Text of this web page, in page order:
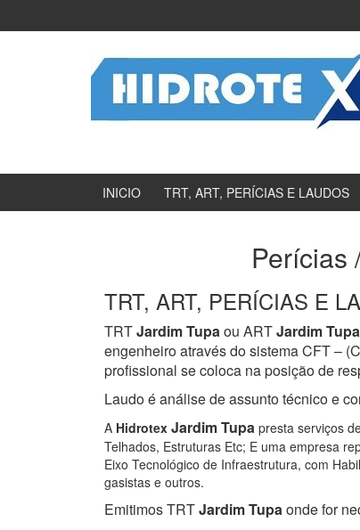
INICIO TRT, ART, PERÍCIAS E LAUDOS
Perícias
TRT, ART, PERÍCIAS E
TRTJardim Tupaou ARTJardim Tupa
engenheiro através do sistema CFT –
profissional se coloca na posição de
Laudo é análise de assunto técnico e
A Hidrotex Jardim Tupa presta serviços
Telhados, Estruturas Etc; E uma empresa
Eixo Tecnológico de Infraestrutura, com
gasistas e outros.
Emitimos TRTJardim Tupaonde for